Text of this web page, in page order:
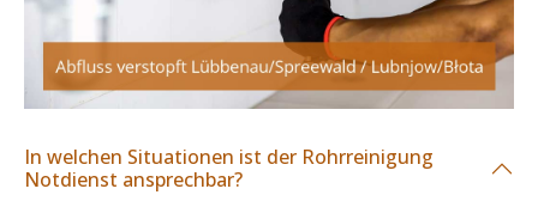
In welchen Situationen ist der Rohrreinigung
Notdienst ansprechbar?